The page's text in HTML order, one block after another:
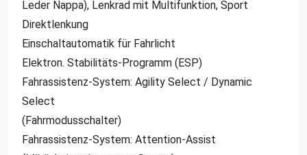
Leder Nappa), Lenkrad mit Multifunktion, Sport
Direktlenkung
Einschaltautomatik für Fahrlicht
Elektron. Stabilitäts-Programm (ESP)
Fahrassistenz-System: Agility Select / Dynamic
Select
(Fahrmodusschalter)
Fahrassistenz-System: Attention-Assist